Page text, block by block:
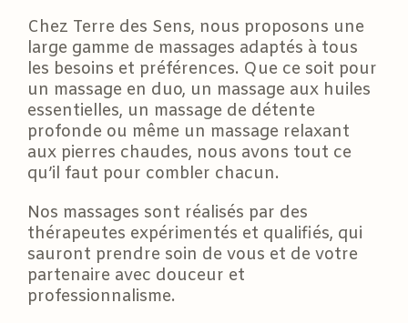
Chez Terre des Sens, nous proposons une
large gamme de massages adaptés à tous
les besoins et préférences. Que ce soit pour
un massage en duo, un massage aux huiles
essentielles, un massage de détente
profonde ou même un massage relaxant
aux pierres chaudes, nous avons tout ce
qu’il faut pour combler chacun.
Nos massages sont réalisés par des
thérapeutes expérimentés et qualifiés, qui
sauront prendre soin de vous et de votre
partenaire avec douceur et
professionnalisme.